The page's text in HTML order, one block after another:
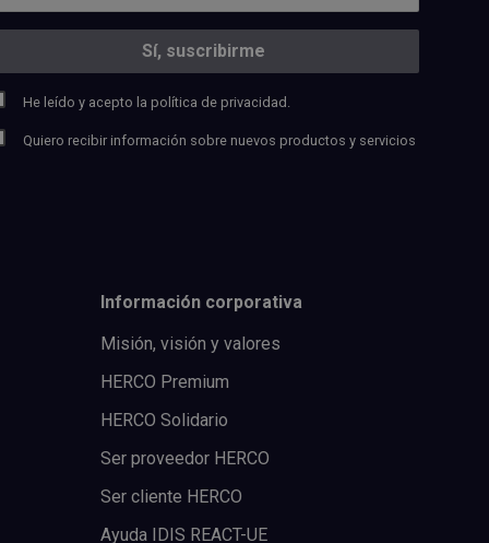
He leído y acepto la política de privacidad.
Quiero recibir información sobre nuevos productos y servicios
Información corporativa
Misión, visión y valores
HERCO Premium
HERCO Solidario
Ser proveedor HERCO
Ser cliente HERCO
Ayuda IDIS REACT-UE